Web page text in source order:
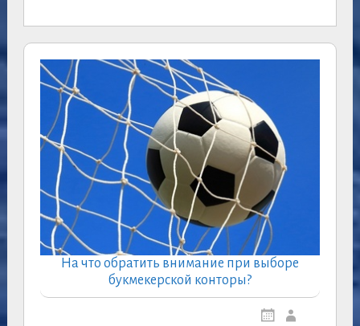
На что обратить внимание при выборе
букмекерской конторы?